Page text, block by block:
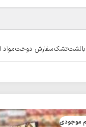
بالشتتشکسفارش دوختمواد
موجودی